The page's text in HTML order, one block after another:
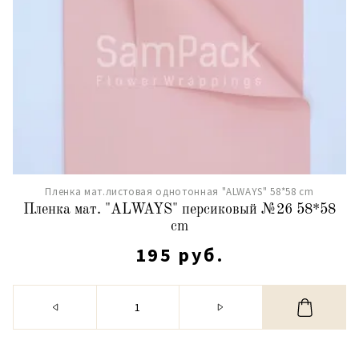
Пленка мат.листовая однотонная "ALWAYS" 58*58 cm
Пленка мат. "ALWAYS" персиковый №26 58*58
cm
195 руб.